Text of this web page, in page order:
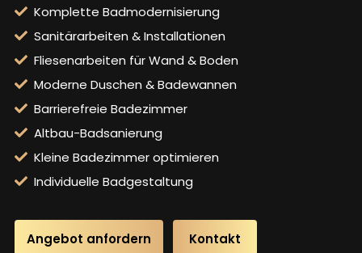
Komplette Badmodernisierung
Sanitärarbeiten & Installationen
Fliesenarbeiten für Wand & Boden
Moderne Duschen & Badewannen
Barrierefreie Badezimmer
Altbau-Badsanierung
Kleine Badezimmer optimieren
Individuelle Badgestaltung
Angebot anfordern Kontakt